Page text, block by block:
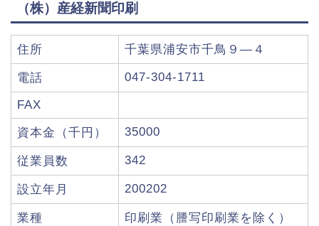
（株）産経新聞印刷
住所 千葉県浦安市千鳥９―４
電話 047-304-1711
FAX
資本金（千円） 35000
従業員数 342
設立年月 200202
業種 印刷業（謄写印刷業を除く）